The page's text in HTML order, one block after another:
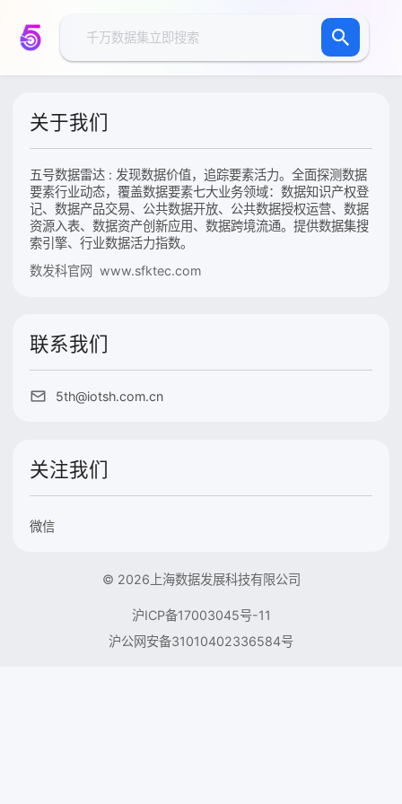
关于我们
五号数据雷达 : 发现数据价值，追踪要素活力。全面探测数据
要素行业动态，覆盖数据要素七大业务领域：数据知识产权登
记、数据产品交易、公共数据开放、公共数据授权运营、数据
资源入表、数据资产创新应用、数据跨境流通。提供数据集搜
索引擎、行业数据活力指数。
数发科官网 www.sfktec.com
联系我们
5th@iotsh.com.cn
关注我们
微信
© 2026上海数据发展科技有限公司
沪ICP备17003045号-11
沪公网安备31010402336584号